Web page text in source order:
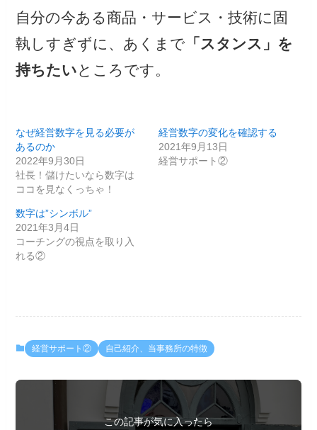
自分の今ある商品・サービス・技術に固
執しすぎずに、あくまで 「スタンス」を
持ちたいところです。
なぜ経営数字を見る必要が
あるのか
2022年9月30日
社長！儲けたいなら数字は
ココを見なくっちゃ！
経営数字の変化を確認する
2021年9月13日
経営サポート②
数字は”シンボル”
2021年3月4日
コーチングの視点を取り入
れる②
経営サポート② 自己紹介、当事務所の特徴
この記事が気に入ったら